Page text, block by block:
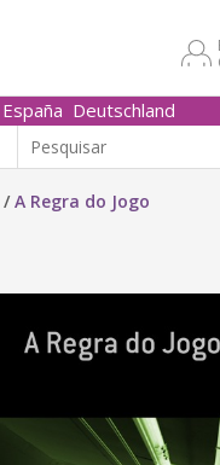
España Deutschland
/A Regra do Jogo